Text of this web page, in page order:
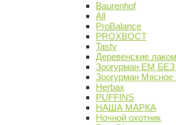
Baurenhof
All
ProBalance
PROХВОСТ
Tasty
Деревенские
Зоогурман ЕМ
Зоогурман Мясное
Herbax
PUFFINS
НАША МАРКА
Ночной охотник